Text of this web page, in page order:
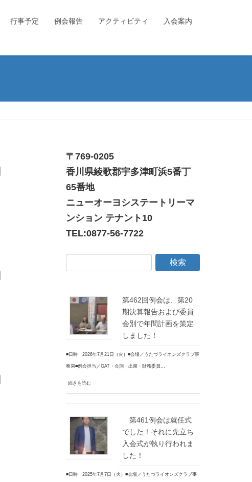
行事予定 例会報告 アクティビティ 入会案内
〒769-0205
香川県綾歌郡宇多津町浜5番丁
65番地
ニューオーヨシステートリーマ
ンション テナント10
TEL:0877-56-7722
第462回例会は、第20
期決算報告および委員
会別で年間計画を策定
しました！
■日時：2026年7月21日（火）■会場／うたづライオンズクラブ事
務局■例会担当／GAT・会則・出席・財務委員…
続きを読む
第461例会は就任式
でした！それに先立ち
入会式が執り行われま
した！
■日時：2025年7月7日（火）■会場／うたづライオンズクラブ事